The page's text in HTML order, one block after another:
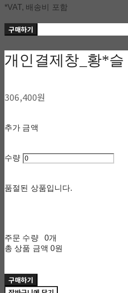
*VAT, 배송비 포함
구매하기
개인결제창_황*슬
306,400원
추가 금액
수량
품절된 상품입니다.
주문 수량
0개
총 상품 금액 0원
구매하기